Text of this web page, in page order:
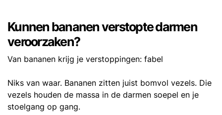
Kunnen bananen verstopte darmen
veroorzaken?
Van bananen krijg je verstoppingen: fabel
Niks van waar. Bananen zitten juist bomvol vezels. Die
vezels houden de massa in de darmen soepel en je
stoelgang op gang.